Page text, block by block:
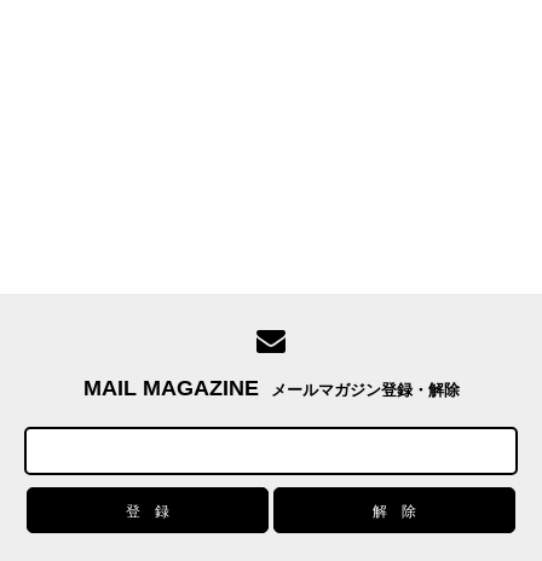
MAIL MAGAZINE メールマガジン登録・解除